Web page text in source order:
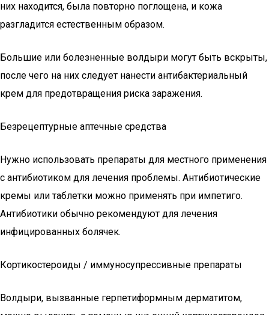
них находится, была повторно поглощена, и кожа
разгладится естественным образом.
Большие или болезненные волдыри могут быть вскрыты,
после чего на них следует нанести антибактериальный
крем для предотвращения риска заражения.
Безрецептурные аптечные средства
Нужно использовать препараты для местного применения
с антибиотиком для лечения проблемы. Антибиотические
кремы или таблетки можно применять при импетиго.
Антибиотики обычно рекомендуют для лечения
инфицированных болячек.
Кортикостероиды / иммуносупрессивные препараты
Волдыри, вызванные герпетиформным дерматитом,